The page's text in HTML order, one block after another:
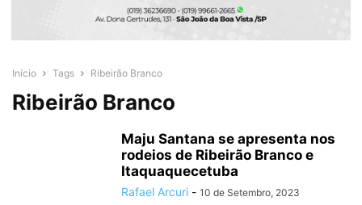
Início Tags Ribeirão Branco
Ribeirão Branco
Maju Santana se apresenta nos
rodeios de Ribeirão Branco e
Itaquaquecetuba
Rafael Arcuri - 10 de Setembro, 2023